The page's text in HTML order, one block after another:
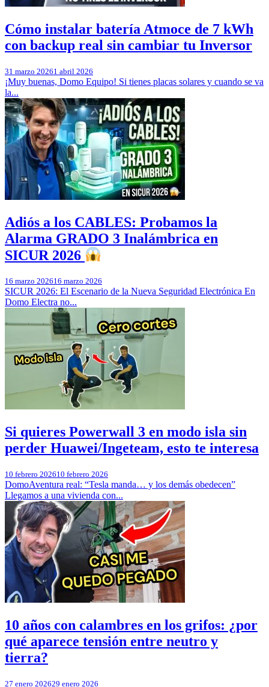
Cómo instalar batería Atmoce de 7 kWh
con backup real sin cambiar tu Inversor
31 marzo 20261 abril 2026
¡Muy buenas, Domo Equipo! Si tienes placas solares y cuando se va
la...
Adiós a los CABLES: Probamos la
Alarma GRADO 3 Inalámbrica en
SICUR 2026
16 marzo 202616 marzo 2026
SICUR 2026: El Escenario de la Nueva Seguridad Electrónica En
Domo Electra no...
Si quieres Powerwall 3 en modo isla sin
perder Huawei/Ingeteam, esto te interesa
10 febrero 202610 febrero 2026
DomoAventura real: “Tesla manda… y los demás obedecen”
Llegamos a una vivienda con...
10 años con calambres en los grifos: ¿por
qué aparece tensión entre neutro y
tierra?
27 enero 202629 enero 2026